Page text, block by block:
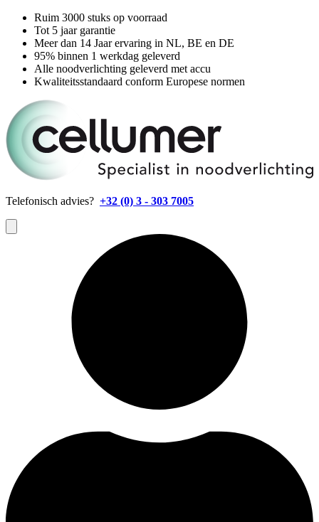
Ruim 3000 stuks op voorraad
Tot 5 jaar garantie
Meer dan 14 Jaar ervaring in NL, BE en DE
95% binnen 1 werkdag geleverd
Alle noodverlichting geleverd met accu
Kwaliteitsstandaard conform Europese normen
Telefonisch advies? +32 (0) 3 - 303 7005